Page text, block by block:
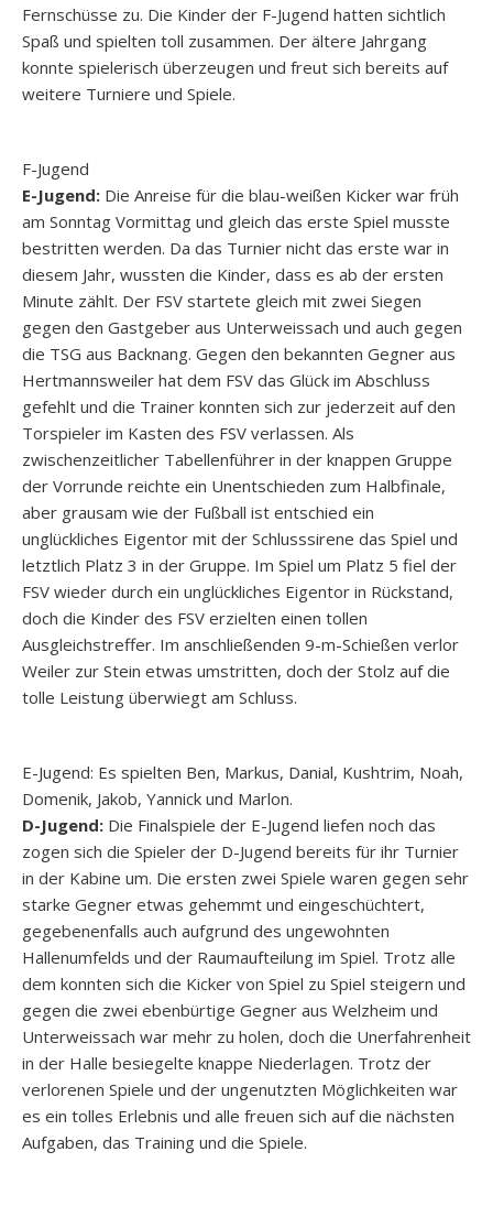
Fernschüsse zu. Die Kinder der F-Jugend hatten sichtlich
Spaß und spielten toll zusammen. Der ältere Jahrgang
konnte spielerisch überzeugen und freut sich bereits auf
weitere Turniere und Spiele.
F-Jugend
E-Jugend: Die Anreise für die blau-weißen Kicker war früh
am Sonntag Vormittag und gleich das erste Spiel musste
bestritten werden. Da das Turnier nicht das erste war in
diesem Jahr, wussten die Kinder, dass es ab der ersten
Minute zählt. Der FSV startete gleich mit zwei Siegen
gegen den Gastgeber aus Unterweissach und auch gegen
die TSG aus Backnang. Gegen den bekannten Gegner aus
Hertmannsweiler hat dem FSV das Glück im Abschluss
gefehlt und die Trainer konnten sich zur jederzeit auf den
Torspieler im Kasten des FSV verlassen. Als
zwischenzeitlicher Tabellenführer in der knappen Gruppe
der Vorrunde reichte ein Unentschieden zum Halbfinale,
aber grausam wie der Fußball ist entschied ein
unglückliches Eigentor mit der Schlusssirene das Spiel und
letztlich Platz 3 in der Gruppe. Im Spiel um Platz 5 fiel der
FSV wieder durch ein unglückliches Eigentor in Rückstand,
doch die Kinder des FSV erzielten einen tollen
Ausgleichstreffer. Im anschließenden 9-m-Schießen verlor
Weiler zur Stein etwas umstritten, doch der Stolz auf die
tolle Leistung überwiegt am Schluss.
E-Jugend: Es spielten Ben, Markus, Danial, Kushtrim, Noah,
Domenik, Jakob, Yannick und Marlon.
D-Jugend: Die Finalspiele der E-Jugend liefen noch das
zogen sich die Spieler der D-Jugend bereits für ihr Turnier
in der Kabine um. Die ersten zwei Spiele waren gegen sehr
starke Gegner etwas gehemmt und eingeschüchtert,
gegebenenfalls auch aufgrund des ungewohnten
Hallenumfelds und der Raumaufteilung im Spiel. Trotz alle
dem konnten sich die Kicker von Spiel zu Spiel steigern und
gegen die zwei ebenbürtige Gegner aus Welzheim und
Unterweissach war mehr zu holen, doch die Unerfahrenheit
in der Halle besiegelte knappe Niederlagen. Trotz der
verlorenen Spiele und der ungenutzten Möglichkeiten war
es ein tolles Erlebnis und alle freuen sich auf die nächsten
Aufgaben, das Training und die Spiele.